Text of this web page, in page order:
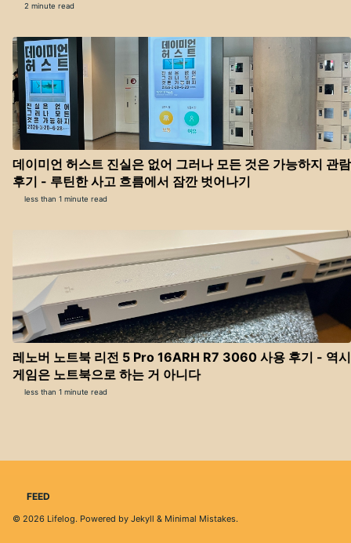
2 minute read
데이미언 허스트 진실은 없어 그러나 모든 것은 가능하지 관람
후기 - 루틴한 사고 흐름에서 잠깐 벗어나기
less than 1 minute read
레노버 노트북 리전 5 Pro 16ARH R7 3060 사용 후기 - 역시
게임은 노트북으로 하는 거 아니다
less than 1 minute read
FEED
© 2026 Lifelog. Powered by Jekyll & Minimal Mistakes.